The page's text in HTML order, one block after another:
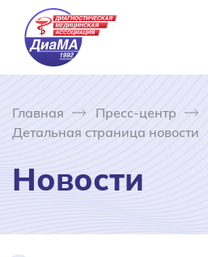
Главная Пресс-центр
Детальная страница новости
Новости